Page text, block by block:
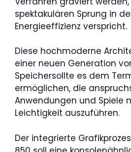
spektakulären Sprung in
Energieeffizienz verspricht.
Diese hochmoderne
einer neuen Generation
Speichersollte es dem
ermöglichen, die
Anwendungen und Spiele
Leichtigkeit auszuführen.
Der integrierte